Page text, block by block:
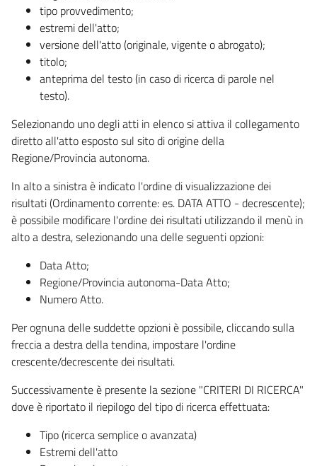
tipo provvedimento;
estremi dell'atto;
versione dell'atto (originale, vigente o abrogato);
titolo;
anteprima del testo (in caso di ricerca di parole nel
testo).
Selezionando uno degli atti in elenco si attiva il collegamento
diretto all'atto esposto sul sito di origine della
Regione/Provincia autonoma.
In alto a sinistra è indicato l'ordine di visualizzazione dei
risultati (Ordinamento corrente: es. DATA ATTO - decrescente);
è possibile modificare l'ordine dei risultati utilizzando il menù in
alto a destra, selezionando una delle seguenti opzioni:
Data Atto;
Regione/Provincia autonoma-Data Atto;
Numero Atto.
Per ognuna delle suddette opzioni è possibile, cliccando sulla
freccia a destra della tendina, impostare l'ordine
crescente/decrescente dei risultati.
Successivamente è presente la sezione "CRITERI DI RICERCA"
dove è riportato il riepilogo del tipo di ricerca effettuata:
Tipo (ricerca semplice o avanzata)
Estremi dell'atto